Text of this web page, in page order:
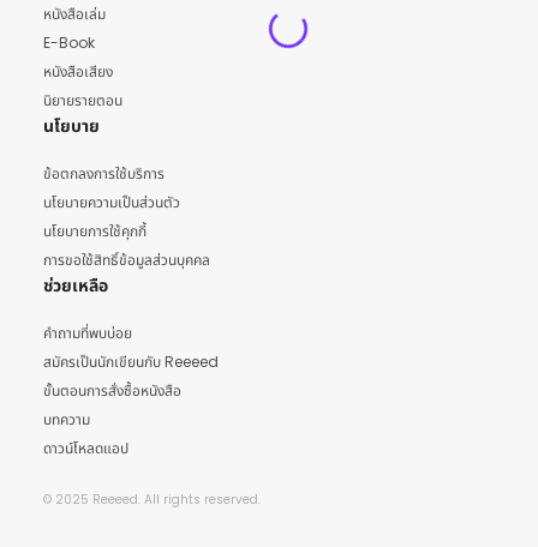
หนังสือเล่ม
E-Book
หนังสือเสียง
นิยายรายตอน
นโยบาย
ข้อตกลงการใช้บริการ
นโยบายความเป็นส่วนตัว
นโยบายการใช้คุกกี้
การขอใช้สิทธิ์ข้อมูลส่วนบุคคล
ช่วยเหลือ
คำถามที่พบบ่อย
สมัครเป็นนักเขียนกับ Reeeed
ขั้นตอนการสั่งซื้อหนังสือ
บทความ
ดาวน์โหลดแอป
© 2025 Reeeed. All rights reserved.